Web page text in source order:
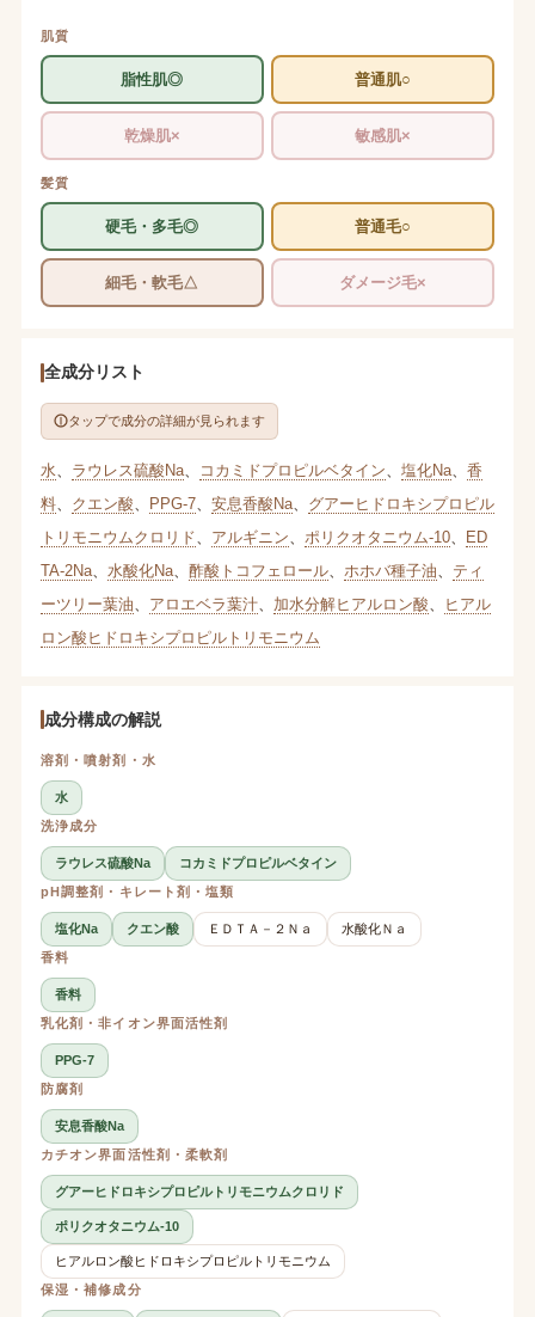
肌質
脂性肌◎ 普通肌○
乾燥肌× 敏感肌×
髪質
硬毛・多毛◎ 普通毛○
細毛・軟毛△ ダメージ毛×
全成分リスト
タップで成分の詳細が見られます
水 ラウレス硫酸Na、 コカミドプロピルベタイン 塩化Na、 香
料、 クエン酸 PPG-7、 安息香酸Na、 グアーヒドロキシプロピル
トリモニウムクロリド
アルギニン ポリクオタニウム-10、 ED
TA-2Na、 水酸化Na、 酢酸トコフェロール、 ホホバ種子油
ティ
ーツリー葉油
アロエベラ葉汁、 加水分解ヒアルロン酸
ヒアル
ロン酸ヒドロキシプロピルトリモニウム
成分構成の解説
溶剤・噴射剤・水
水
洗浄成分
ラウレス硫酸Na
コカミドプロピルベタイン
pH調整剤・キレート剤・塩類
塩化Na クエン酸 ＥＤＴＡ－２Ｎａ
水酸化Ｎａ
香料
香料
乳化剤・非イオン界面活性剤
PPG-7
防腐剤
安息香酸Na
カチオン界面活性剤・柔軟剤
グアーヒドロキシプロピルトリモニウムクロリド
ポリクオタニウム-10
ヒアルロン酸ヒドロキシプロピルトリモニウム
保湿・補修成分